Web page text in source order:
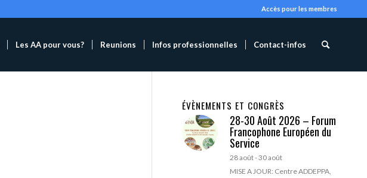
Accès pour les membres
Les AA pour vous? Reunions Infos professionnelles Contact-infos
ÉVÈNEMENTS ET CONGRÈS
28-30 Août 2026 – Forum
Francophone Européen du
Service
28 août-30 août
MISE A JOUR: Centre ADDEPPA,